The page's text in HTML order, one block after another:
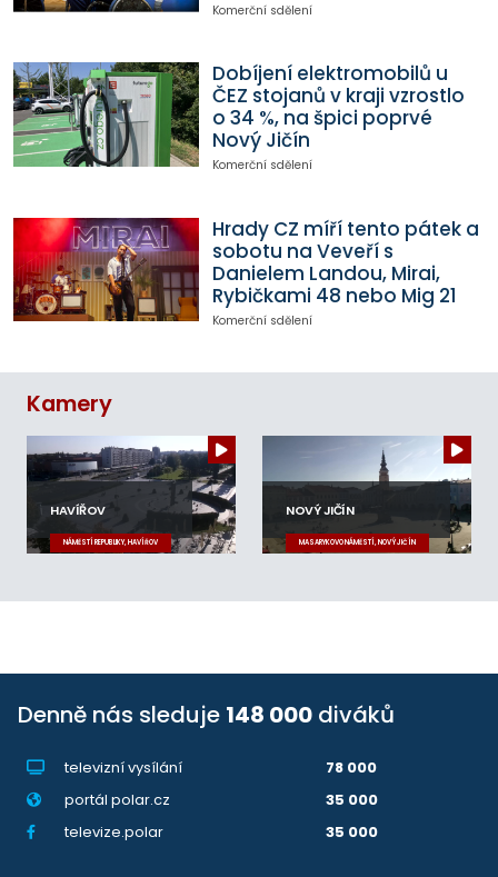
Komerční sdělení
Dobíjení elektromobilů u
ČEZ stojanů v kraji vzrostlo
o 34 %, na špici poprvé
Nový Jičín
Komerční sdělení
Hrady CZ míří tento pátek a
sobotu na Veveří s
Danielem Landou, Mirai,
Rybičkami 48 nebo Mig 21
Komerční sdělení
Kamery
HAVÍŘOV
NÁMĚSTÍ REPUBLIKY, HAVÍŘOV
NOVÝ JIČÍN
MASARYKOVO NÁMĚSTÍ, NOVÝ JIČÍN
Denně nás sleduje 148 000 diváků
televizní vysílání
78 000
portál polar.cz
35 000
televize.polar
35 000